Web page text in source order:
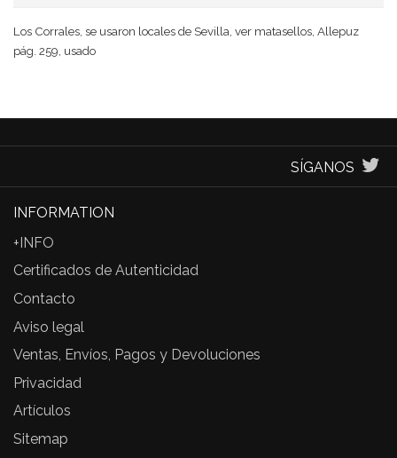
Los Corrales, se usaron locales de Sevilla, ver matasellos, Allepuz
pág. 259, usado
SÍGANOS
INFORMATION
+INFO
Certificados de Autenticidad
Contacto
Aviso legal
Ventas, Envíos, Pagos y Devoluciones
Privacidad
Artículos
Sitemap